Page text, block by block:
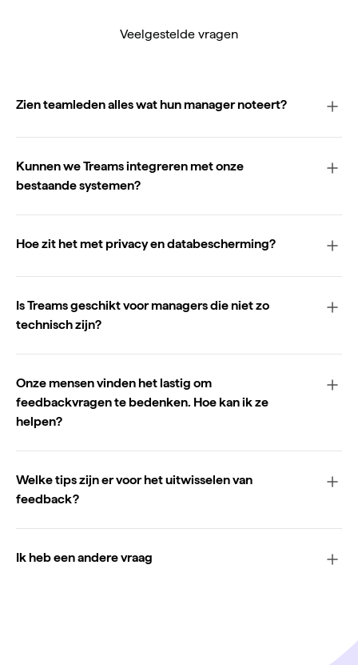
Veelgestelde vragen
Zien teamleden alles wat hun manager noteert?
Kunnen we Treams integreren met onze
bestaande systemen?
Hoe zit het met privacy en databescherming?
Is Treams geschikt voor managers die niet zo
technisch zijn?
Onze mensen vinden het lastig om
feedbackvragen te bedenken. Hoe kan ik ze
helpen?
Welke tips zijn er voor het uitwisselen van
feedback?
Ik heb een andere vraag